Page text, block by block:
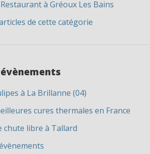
à Gréoux Les Bains
de cette catégorie
à La Brillanne (04)
cures thermales en France
chute libre à Tallard